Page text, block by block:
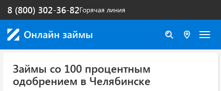
Горячая линия
8 (800) 302-36-82
Займы со 100 процентным
одобрением в Челябинске